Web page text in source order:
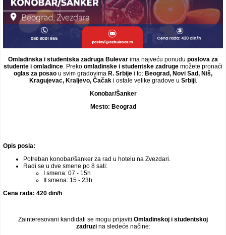
Lokacija
Pristupanje
Obrasci
Video oglasi
Omladinska i studentska zadruga Bulevar ima najveću ponudu poslova za
studente i omladince . Preko omladinske i studentske zadruge možete pronaći
oglas za posao u svim gradovima R. Srbije i to: Beograd, Novi Sad, Niš,
Kragujevac, Kraljevo, Čačaki ostale velike gradove u Srbiji.
Konobar/Šanker
Mesto: Beograd
Opis posla:
Potreban konobar/šanker za rad u hotelu na Zvezdari.
Radi se u dve smene po 8 sati:
I smena: 07 - 15h
II smena: 15 - 23h
Cena rada: 420 din/h
Zainteresovani kandidati se mogu prijaviti Omladinskoj i studentskoj
zadruzina sledeće načine: